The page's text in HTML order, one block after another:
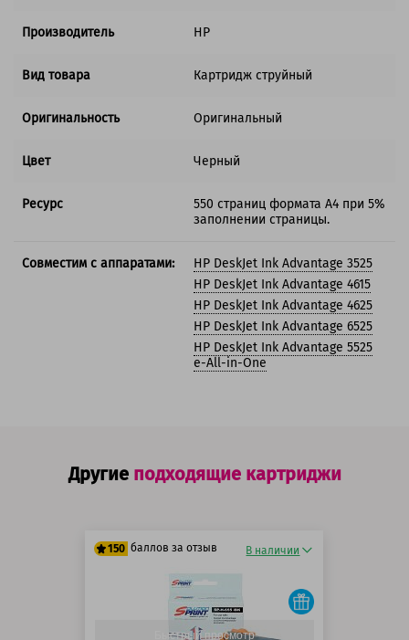
Производитель HP
Вид товара Картридж струйный
Оригинальность Оригинальный
Цвет Черный
Ресурс
550 страниц формата А4 при 5%
заполнении страницы.
Совместим с аппаратами:
HP DeskJet Ink Advantage 3525
HP DeskJet Ink Advantage 4615
HP DeskJet Ink Advantage 4625
HP DeskJet Ink Advantage 6525
HP DeskJet Ink Advantage 5525
e-All-in-One
Другие подходящие картриджи
150 баллов за отзыв
150 баллов
В наличии
Быстрый просмотр